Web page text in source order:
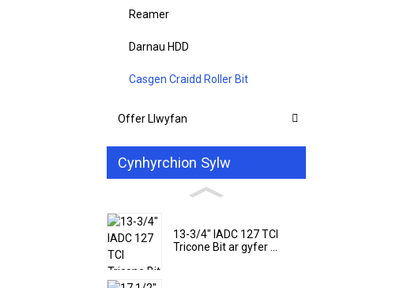
Reamer
Darnau HDD
Casgen Craidd Roller Bit
Offer Llwyfan
Cynhyrchion Sylw
13-3/4" IADC 127 TCI
Tricone Bit ar gyfer ...